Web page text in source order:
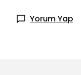
Yorum Yap